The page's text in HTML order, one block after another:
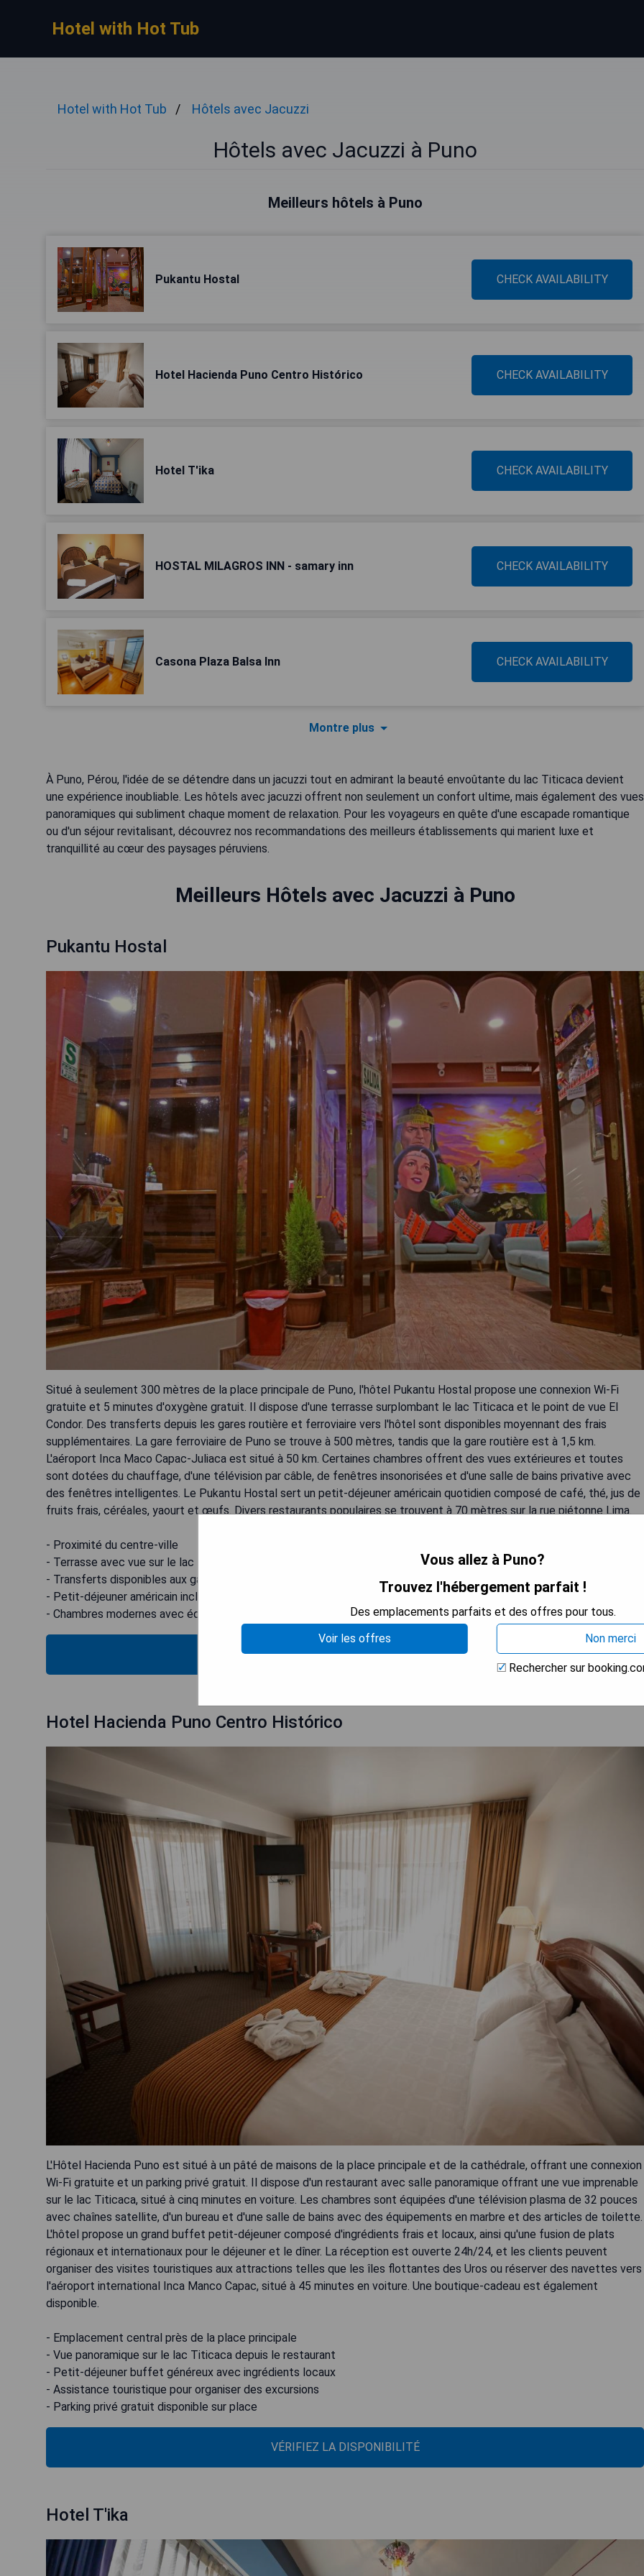
Hotel with Hot Tub
Hotel with Hot Tub Hôtels avec Jacuzzi
Hôtels avec Jacuzzi à Puno
Meilleurs hôtels à Puno
Pukantu Hostal CHECK AVAILABILITY
Hotel Hacienda Puno Centro Histórico CHECK AVAILABILITY
Hotel T'ika CHECK AVAILABILITY
HOSTAL MILAGROS INN - samary inn CHECK AVAILABILITY
Casona Plaza Balsa Inn CHECK AVAILABILITY
Montre plus
À Puno, Pérou, l'idée de se détendre dans un jacuzzi tout en admirant la beauté envoûtante du lac Titicaca devient
une expérience inoubliable. Les hôtels avec jacuzzi offrent non seulement un confort ultime, mais également des vues
panoramiques qui subliment chaque moment de relaxation. Pour les voyageurs en quête d'une escapade romantique
ou d'un séjour revitalisant, découvrez nos recommandations des meilleurs établissements qui marient luxe et
tranquillité au cœur des paysages péruviens.
Meilleurs Hôtels avec Jacuzzi à Puno
Pukantu Hostal
Situé à seulement 300 mètres de la place principale de Puno, l'hôtel Pukantu Hostal propose une connexion Wi-Fi
gratuite et 5 minutes d'oxygène gratuit. Il dispose d'une terrasse surplombant le lac Titicaca et le point de vue El
Condor. Des transferts depuis les gares routière et ferroviaire vers l'hôtel sont disponibles moyennant des frais
supplémentaires. La gare ferroviaire de Puno se trouve à 500 mètres, tandis que la gare routière est à 1,5 km.
L'aéroport Inca Maco Capac-Juliaca est situé à 50 km. Certaines chambres offrent des vues extérieures et toutes
sont dotées du chauffage, d'une télévision par câble, de fenêtres insonorisées et d'une salle de bains privative avec
des fenêtres intelligentes. Le Pukantu Hostal sert un petit-déjeuner américain quotidien composé de café, thé, jus de
fruits frais, céréales, yaourt et œufs. Divers restaurants populaires se trouvent à 70 mètres sur la rue piétonne Lima.
- Proximité du centre-ville
- Terrasse avec vue sur le lac Titicaca
- Transferts disponibles aux gares
- Petit-déjeuner américain inclus
- Chambres modernes avec équipements confortables
VÉRIFIEZ LA DISPONIBILITÉ
Hotel Hacienda Puno Centro Histórico
L'Hôtel Hacienda Puno est situé à un pâté de maisons de la place principale et de la cathédrale, offrant une connexion
Wi-Fi gratuite et un parking privé gratuit. Il dispose d'un restaurant avec salle panoramique offrant une vue imprenable
sur le lac Titicaca, situé à cinq minutes en voiture. Les chambres sont équipées d'une télévision plasma de 32 pouces
avec chaînes satellite, d'un bureau et d'une salle de bains avec des équipements en marbre et des articles de toilette.
L'hôtel propose un grand buffet petit-déjeuner composé d'ingrédients frais et locaux, ainsi qu'une fusion de plats
régionaux et internationaux pour le déjeuner et le dîner. La réception est ouverte 24h/24, et les clients peuvent
organiser des visites touristiques aux attractions telles que les îles flottantes des Uros ou réserver des navettes vers
l'aéroport international Inca Manco Capac, situé à 45 minutes en voiture. Une boutique-cadeau est également
disponible.
- Emplacement central près de la place principale
- Vue panoramique sur le lac Titicaca depuis le restaurant
- Petit-déjeuner buffet généreux avec ingrédients locaux
- Assistance touristique pour organiser des excursions
- Parking privé gratuit disponible sur place
VÉRIFIEZ LA DISPONIBILITÉ
Hotel T'ika
Vous allez à Puno?
Trouvez l'hébergement parfait !
Des emplacements parfaits et des offres pour tous.
Voir les offres
Non merci
Rechercher sur